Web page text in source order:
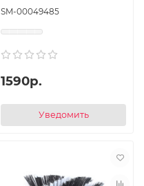
SM-00049485
1590р.
Уведомить